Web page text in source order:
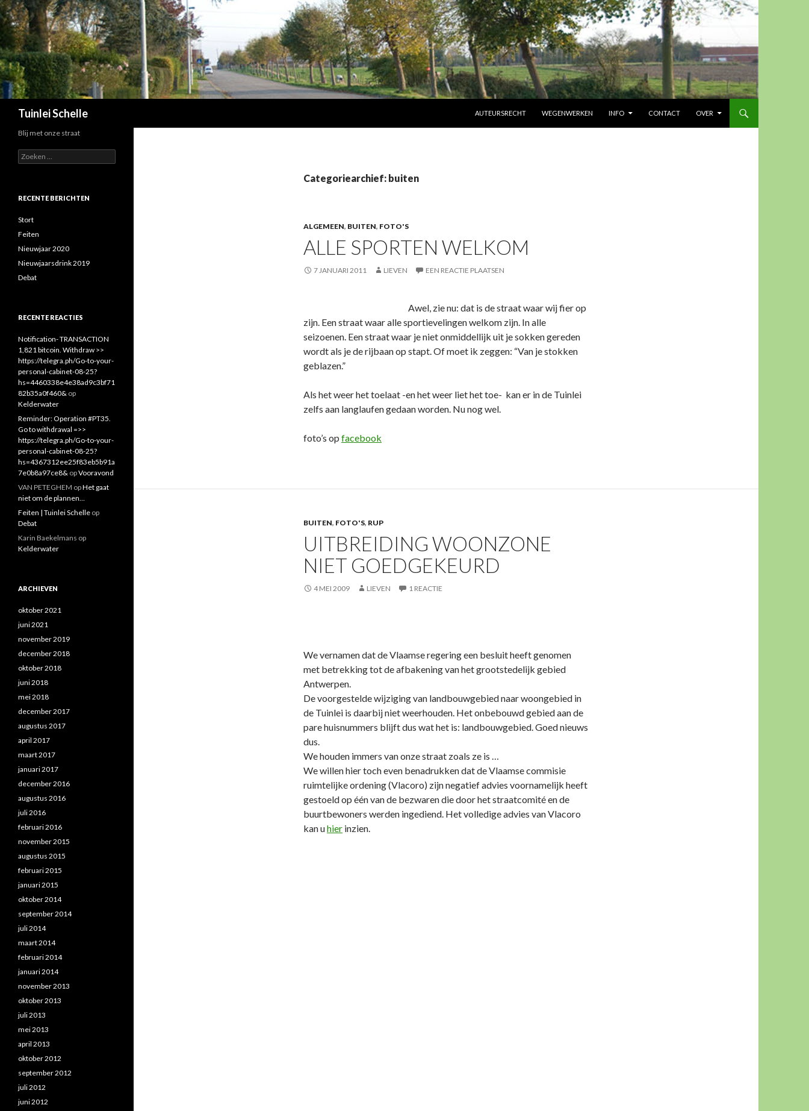
Tuinlei Schelle
AUTEURSRECHT
WEGENWERKEN INFO CONTACT OVER
Categoriearchief: buiten
ALGEMEEN, BUITEN, FOTO'S
ALLE SPORTEN WELKOM
7 JANUARI 2011 LIEVEN EEN REACTIE PLAATSEN
Awel, zie nu: dat is de straat waar wij fier op
zijn. Een straat waar alle sportievelingen welkom zijn. In alle
seizoenen. Een straat waar je niet onmiddellijk uit je sokken gereden
wordt als je de rijbaan op stapt. Of moet ik zeggen: “Van je stokken
geblazen.”
Als het weer het toelaat -en het weer liet het toe- kan er in de Tuinlei
zelfs aan langlaufen gedaan worden. Nu nog wel.
foto’s op facebook
BUITEN, FOTO'S, RUP
UITBREIDING WOONZONE
NIET GOEDGEKEURD
4 MEI 2009 LIEVEN 1 REACTIE
We vernamen dat de Vlaamse regering een besluit heeft genomen
met betrekking tot de afbakening van het grootstedelijk gebied
Antwerpen.
De voorgestelde wijziging van landbouwgebied naar woongebied in
de Tuinlei is daarbij niet weerhouden. Het onbebouwd gebied aan de
pare huisnummers blijft dus wat het is: landbouwgebied. Goed nieuws
dus.
We houden immers van onze straat zoals ze is …
We willen hier toch even benadrukken dat de Vlaamse commisie
ruimtelijke ordening (Vlacoro) zijn negatief advies voornamelijk heeft
gestoeld op één van de bezwaren die door het straatcomité en de
buurtbewoners werden ingediend. Het volledige advies van Vlacoro
kan uhier inzien.
Blij met onze straat
Zoeken
naar:
RECENTE BERICHTEN
Stort
Feiten
Nieuwjaar 2020
Nieuwjaarsdrink 2019
Debat
RECENTE REACTIES
Notification- TRANSACTION
1,821 bitcoin. Withdraw >>
https://telegra.ph/Go-to-your-
personal-cabinet-08-25?
hs=4460338e4e38ad9c3bf71
82b35a0f460& op
Kelderwater
Reminder: Operation #PT35.
Go to withdrawal =>>
https://telegra.ph/Go-to-your-
personal-cabinet-08-25?
hs=4367312ee25f83eb5b91a
7e0b8a97ce8& opVooravond
VAN PETEGHEM opHet gaat
niet om de plannen…
Feiten | Tuinlei Schelle op
Debat
Karin Baekelmans op
Kelderwater
ARCHIEVEN
oktober 2021
juni 2021
november 2019
december 2018
oktober 2018
juni 2018
mei 2018
december 2017
augustus 2017
april 2017
maart 2017
januari 2017
december 2016
augustus 2016
juli 2016
februari 2016
november 2015
augustus 2015
februari 2015
januari 2015
oktober 2014
september 2014
juli 2014
maart 2014
februari 2014
januari 2014
november 2013
oktober 2013
juli 2013
mei 2013
april 2013
oktober 2012
september 2012
juli 2012
juni 2012